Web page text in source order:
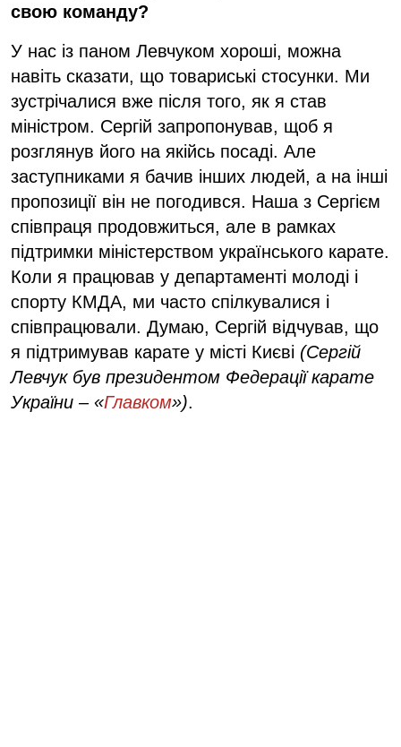
свою команду?
У нас із паном Левчуком хороші, можна
навіть сказати, що товариські стосунки. Ми
зустрічалися вже після того, як я став
міністром. Сергій запропонував, щоб я
розглянув його на якійсь посаді. Але
заступниками я бачив інших людей, а на інші
пропозиції він не погодився. Наша з Сергієм
співпраця продовжиться, але в рамках
підтримки міністерством українського карате.
Коли я працював у департаменті молоді і
спорту КМДА, ми часто спілкувалися і
співпрацювали. Думаю, Сергій відчував, що
я підтримував карате у місті Києві (Сергій
Левчук був президентом Федерації карате
України – «Главком»).